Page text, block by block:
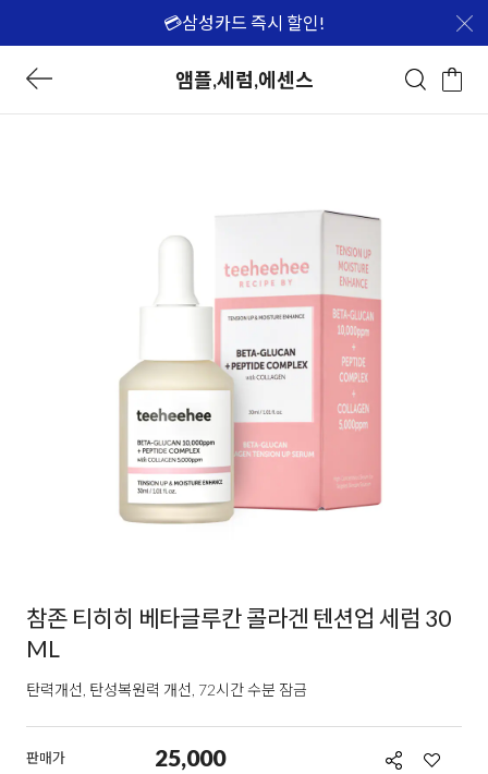
💳삼성카드 즉시 할인!
앰플,세럼,에센스
참존 티히히 베타글루칸 콜라겐 텐션업 세럼 30
ML
탄력개선, 탄성복원력 개선, 72시간 수분 잠금
판매가 25,000